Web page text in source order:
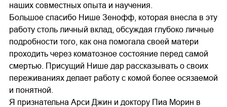
наших совместных опыта и научения.
Большое спасибо Нише Зенофф, которая внесла в эту
работу столь личный вклад, обсуждая глубоко личные
подробности того, как она помогала своей матери
проходить через коматозное состояние перед самой
смертью. Присущий Нише дар рассказывать о своих
переживаниях делает работу с комой более осязаемой
и понятной.
Я признательна Арси Джин и доктору Пиа Морин в